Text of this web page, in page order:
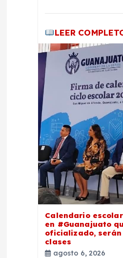
LEER
Calendario escolar
en #Guanajuato
oficializado, serán
clases
agosto 6, 2026